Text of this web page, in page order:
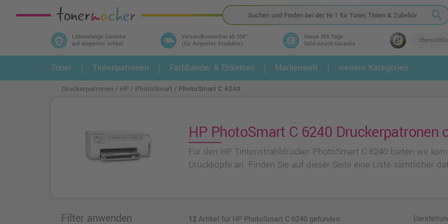
search
Lebenslange Garantie
auf Ampertec Artikel
Versandkostenfrei ab 35€¹
(für Ampertec Produkte)
Ganze 365 Tage
Geld-zurück-Garantie
In 3 einfachen Schritten ihr Druckermodell
und alle dazu passenden Artikel finden ➤ 1. 2.
Toner Tintenpatronen Farbbänder & Etiketten Markenwelt weitere Kategorien
Druckerpatronen HP PhotoSmart PhotoSmart C 6240
HP PhotoSmart C 6240 Druckerpatronen
Für den HP Tintenstrahldrucker PhotoSmart C 6240 bieten wir
Druckköpfe an. Finden Sie auf dieser Seite eine Liste sämtlicher
Filter anwenden 12Artikel für HP PhotoSmart C 6240 gefunden